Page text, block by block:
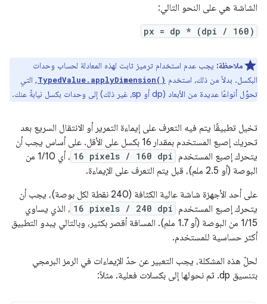
الشاشة هي على النحو التالي:
px = dp * (dpi / 160)
ملاحظة: يجب عدم استخدام ترميز ثابت لهذه المعادلة لحساب وحدات
البكسل. بدلاً من ذلك، استخدم TypedValue.applyDimension(), التي
تحوِّل أنواعًا عديدة من الأبعاد (dp أو sp، غير ذلك) إلى وحدات بكسل نيابةً عنك.
تخيل تطبيقًا يتم فيه التعرف على إيماءة التمرير أو الانتقال السريع بعد
تحريك إصبع المستخدم بمقدار 16 بكسل على الأقل. على أساس يجب أن
يتحرك إصبع المستخدم 16 pixels / 160 dpi
، أي 1/10 من
البوصة (أو 2.5 ملم)، قبل يتم التعرف على الإيماءة.
على أحد الأجهزة شاشة عالية الكثافة (240 نقطة لكل بوصة)، يجب أن
يتحرك إصبع المستخدم 16 pixels / 240 dpi ، الذي يساوي
1/15 من البوصة (أو 1.7 ملم). المسافة أقصر بكثير، وبالتالي يبدو التطبيق
أكثر حساسية للمستخدم.
لحلّ هذه المشكلة، يجب التعبير عن حدّ الإيماءات في الرمز البرمجي
بتنسيق dp. ثم نحولها إلى بكسلات فعلية. مثلاً: